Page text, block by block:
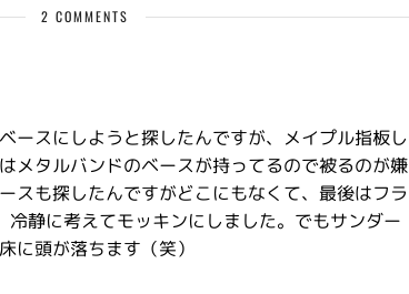
2 COMMENTS
ースにしようと探したんですが、メイプル指板し
メタルバンドのベースが持ってるので被るのが嫌
スも探したんですがどこにもなくて、最後はフラ
静に考えてモッキンにしました。でもサンダー
に頭が落ちます（笑）